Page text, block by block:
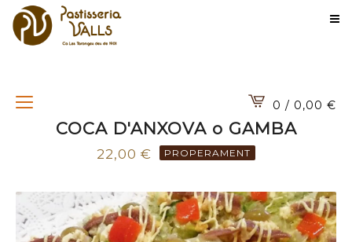
0 / 0,00 €
COCA D'ANXOVA o GAMBA
22,00 € PROPERAMENT